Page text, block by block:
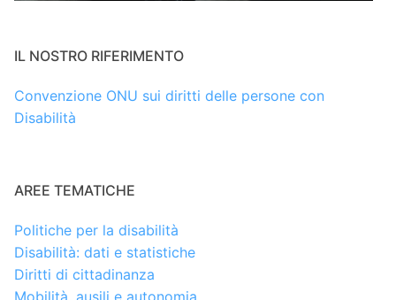
IL NOSTRO RIFERIMENTO
Convenzione ONU sui diritti delle persone con
Disabilità
AREE TEMATICHE
Politiche per la disabilità
Disabilità: dati e statistiche
Diritti di cittadinanza
Mobilità, ausili e autonomia